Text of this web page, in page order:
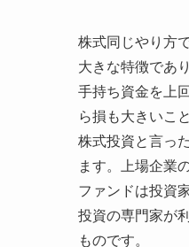
株式同じやり方
大きな特徴であ
手持ち資金を上
ら損も大きいこ
株式投資と言っ
ます。上場企業
ファンドは投資
投資の専門家が
ものです。